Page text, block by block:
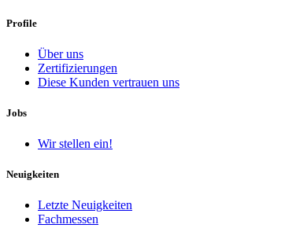
Profile
Über uns
Zertifizierungen
Diese Kunden vertrauen uns
Jobs
Wir stellen ein!
Neuigkeiten
Letzte Neuigkeiten
Fachmessen